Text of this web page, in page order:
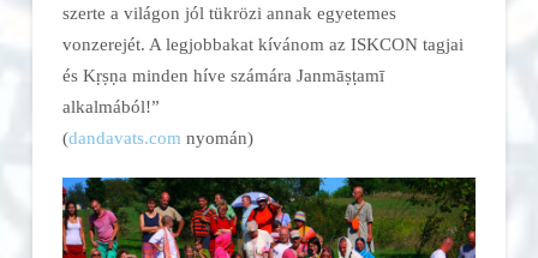
szerte a világon jól tükrözi annak egyetemes
vonzerejét. A legjobbakat kívánom az ISKCON tagjai
és Kṛṣṇa minden híve számára Janmāṣṭamī
alkalmából!”
(dandavats.com nyomán)